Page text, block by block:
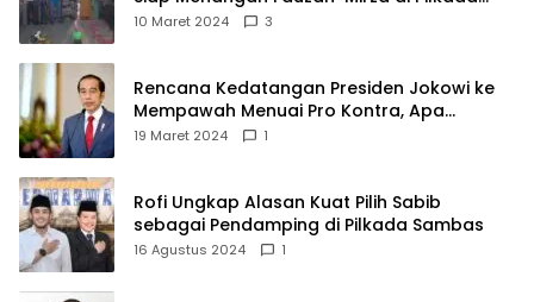
Kubu Raya
10 Maret 2024 3
Rencana Kedatangan Presiden Jokowi ke
Mempawah Menuai Pro Kontra, Apa
Sebabnya?
19 Maret 2024 1
Rofi Ungkap Alasan Kuat Pilih Sabib
sebagai Pendamping di Pilkada Sambas
16 Agustus 2024 1